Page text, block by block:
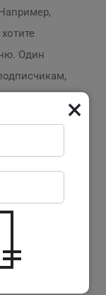
Один
вашей
в
около"$42" —
что
увеличить
×